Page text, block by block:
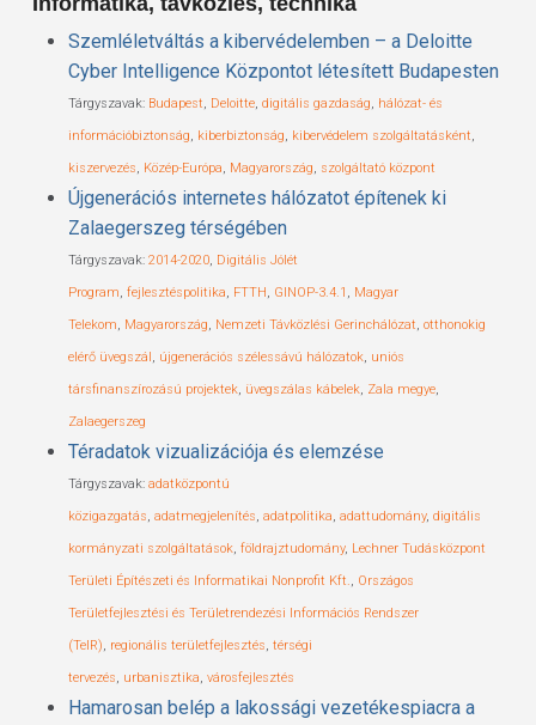
Szemléletváltás a kibervédelemben – a Deloitte
Cyber Intelligence Központot létesített Budapesten
Tárgyszavak: Budapest, Deloitte, digitális gazdaság, hálózat- és
információbiztonság, kiberbiztonság, kibervédelem szolgáltatásként,
kiszervezés, Közép-Európa, Magyarország, szolgáltató központ
Újgenerációs internetes hálózatot építenek ki
Zalaegerszeg térségében
Tárgyszavak: 2014-2020, Digitális Jólét
Program, fejlesztéspolitika, FTTH, GINOP-3.4.1 , Magyar
Telekom, Magyarország, Nemzeti Távközlési Gerinchálózat, otthonokig
elérő üvegszál, újgenerációs szélessávú hálózatok, uniós
társfinanszírozású projektek, üvegszálas kábelek, Zala megye,
Zalaegerszeg
Téradatok vizualizációja és elemzése
Tárgyszavak: adatközpontú
közigazgatás, adatmegjelenítés, adatpolitika, adattudomány, digitális
kormányzati szolgáltatások, földrajztudomány, Lechner Tudásközpont
Területi Építészeti és Informatikai Nonprofit Kft., Országos
Területfejlesztési és Területrendezési Információs Rendszer
(TeIR), regionális területfejlesztés, térségi
tervezés, urbanisztika, városfejlesztés
Hamarosan belép a lakossági vezetékespiacra a